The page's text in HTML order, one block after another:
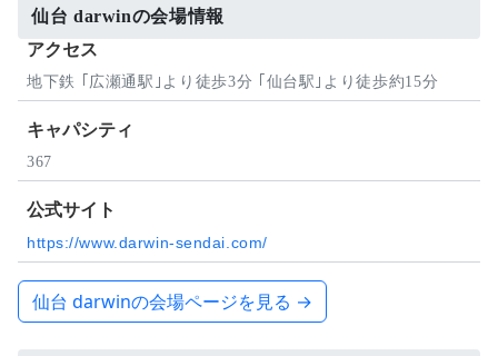
仙台 darwinの会場情報
アクセス
地下鉄 ｢広瀬通駅｣より徒歩3分 ｢仙台駅｣より徒歩約15分
キャパシティ
367
公式サイト
https://www.darwin-sendai.com/
仙台 darwinの会場ページを見る →